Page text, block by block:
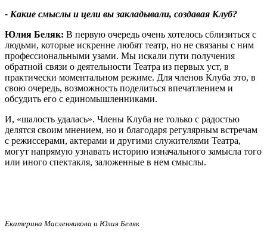
- Какие смыслы и цели вы закладывали, создавая Клуб?
Юлия Беляк: В первую очередь очень хотелось сблизиться с
людьми, которые искренне любят театр, но не связаны с ним
профессиональными узами. Мы искали пути получения
обратной связи о деятельности Театра из первых уст, в
практически моментальном режиме. Для членов Клуба это, в
свою очередь, возможность поделиться впечатлением и
обсудить его с единомышленниками.
И, «шалость удалась». Члены Клуба не только с радостью
делятся своим мнением, но и благодаря регулярным встречам
с режиссерами, актерами и другими служителями Театра,
могут напрямую узнавать историю изначального замысла того
или иного спектакля, заложенные в нем смыслы.
Екатерина Масленникова и Юлия Беляк